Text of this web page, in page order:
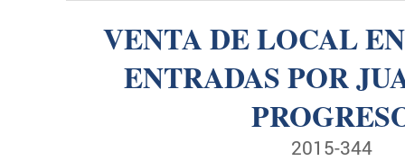
VENTA DE LOCAL
ENTRADAS POR
2015-344